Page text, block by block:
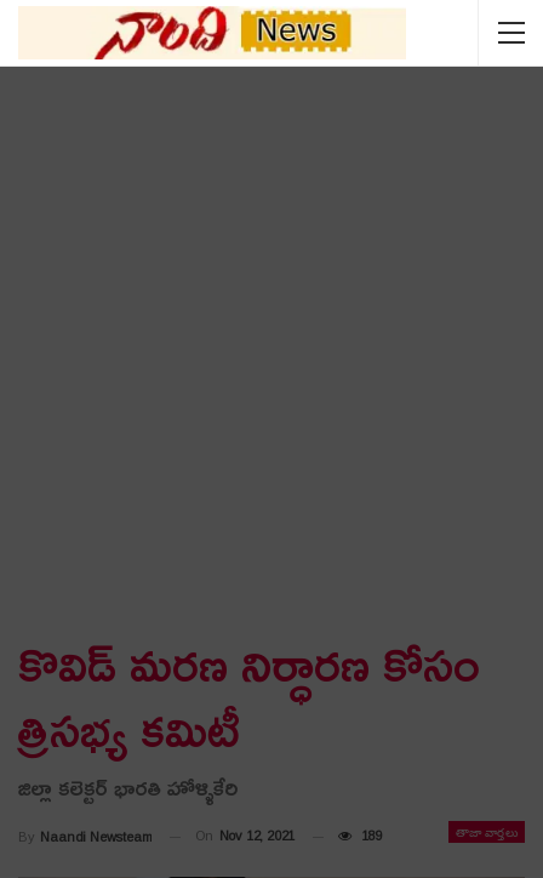
కొవిడ్ మరణ నిర్ధారణ కోసం
త్రిసభ్య కమిటీ
జిల్లా కలెక్టర్ భారతి హోళ్ళికేరి
తాజా వార్తలు
By Naandi Newsteam On Nov 12, 2021 189